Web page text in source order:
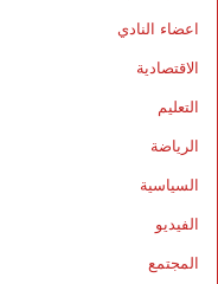
اعضاء النادي
الاقتصادية
التعليم
الرياضة
السياسية
الفيديو
المجتمع